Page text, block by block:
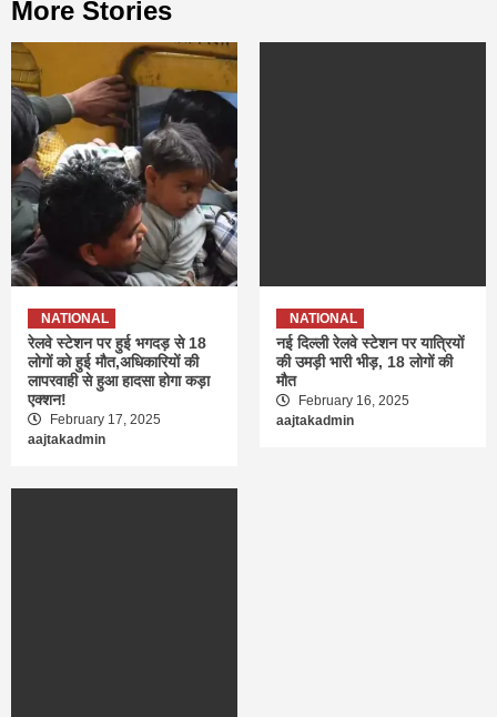
More Stories
NATIONAL
रेलवे स्टेशन पर हुई भगदड़ से 18
लोगों को हुई मौत,अधिकारियों की
लापरवाही से हुआ हादसा होगा कड़ा
एक्शन!
February 17, 2025
aajtakadmin
NATIONAL
नई दिल्ली रेलवे स्टेशन पर यात्रियों
की उमड़ी भारी भीड़, 18 लोगों की
मौत
February 16, 2025
aajtakadmin